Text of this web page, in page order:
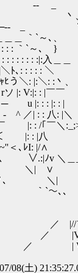
‐- _
_
｀`～､、
: : : ｀`～
: : : :|:入＿＿
､: : : : : ＼
＼: |:＼: :丶、
｣ ヾrソ |:
: : |: : |
: : 八: |＼
: /｢￣＼
|八 ヽ
､ﾚI: |/∧
ﾉv ＼＿
＼| ∨
ノ､ ＼
､、
|
＼|
／
|
07/08(土)